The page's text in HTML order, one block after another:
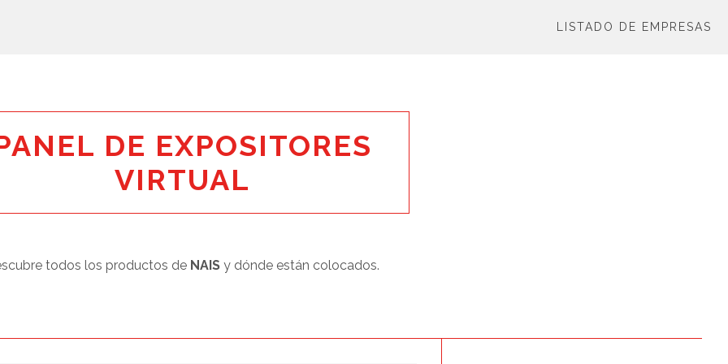
LISTADO DE EMPRESAS
DE EXPOSITORES
VIRTUAL
todos los productos de NAIS y dónde están colocados.